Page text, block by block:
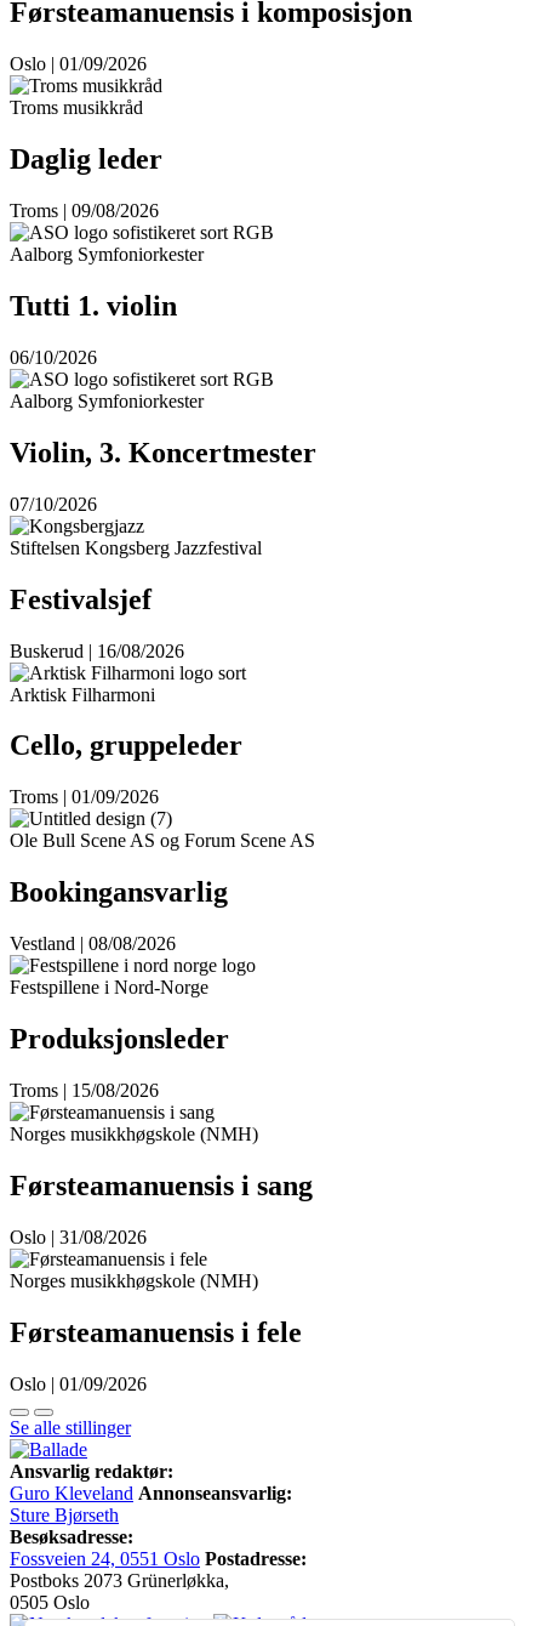
Førsteamanuensis i komposisjon
Oslo | 01/09/2026
Troms musikkråd
Daglig leder
Troms | 09/08/2026
Aalborg Symfoniorkester
Tutti 1. violin
06/10/2026
Aalborg Symfoniorkester
Violin, 3. Koncertmester
07/10/2026
Stiftelsen Kongsberg Jazzfestival
Festivalsjef
Buskerud | 16/08/2026
Arktisk Filharmoni
Cello, gruppeleder
Troms | 01/09/2026
Ole Bull Scene AS og Forum Scene AS
Bookingansvarlig
Vestland | 08/08/2026
Festspillene i Nord-Norge
Produksjonsleder
Troms | 15/08/2026
Norges musikkhøgskole (NMH)
Førsteamanuensis i sang
Oslo | 31/08/2026
Norges musikkhøgskole (NMH)
Førsteamanuensis i fele
Oslo | 01/09/2026
Se alle stillinger
Ansvarlig redaktør:
Guro Kleveland Annonseansvarlig:
Sture Bjørseth
Besøksadresse:
Fossveien 24, 0551 Oslo Postadresse:
Postboks 2073 Grünerløkka,
0505 Oslo